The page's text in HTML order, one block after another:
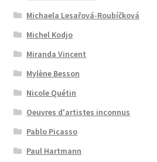
Michaela Lesařová-Roubíčková
Michel Kodjo
Miranda Vincent
Mylène Besson
Nicole Quétin
Oeuvres d'artistes inconnus
Pablo Picasso
Paul Hartmann